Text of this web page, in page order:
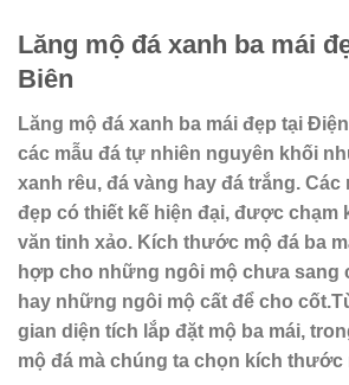
Lăng mộ đá xanh ba mái
Biên
Lăng mộ đá xanh ba mái đẹp tại
các mẫu đá tự nhiên nguyên khối
xanh rêu, đá vàng hay đá trắng. Các
đẹp có thiết kế hiện đại, được chạm
văn tinh xảo. Kích thước mộ đá ba
hợp cho những ngôi mộ chưa sang
hay những ngôi mộ cất để cho
gian diện tích lắp đặt mộ ba mái,
mộ đá mà chúng ta chọn kích thước